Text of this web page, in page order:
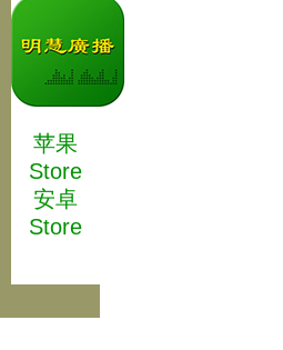
苹果
Store
安卓
Store